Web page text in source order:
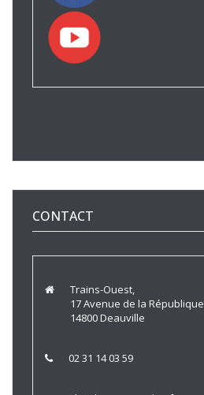
CONTACT
Trains-Ouest,
17 Avenue de la République
14800 Deauville
02 31 14 03 59